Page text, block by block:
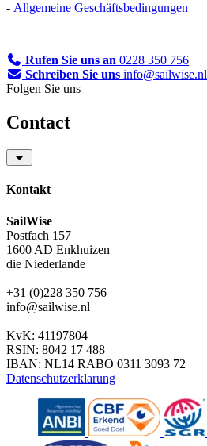
- Allgemeine Geschäftsbedingungen
Rufen Sie uns an 0228 350 756
Schreiben Sie uns info@sailwise.nl
Folgen Sie uns
Contact
Kontakt
SailWise
Postfach 157
1600 AD Enkhuizen
die Niederlande
+31 (0)228 350 756
info@sailwise.nl
KvK: 41197804
RSIN: 8042 17 488
IBAN: NL14 RABO 0311 3093 72
Datenschutzerklarung